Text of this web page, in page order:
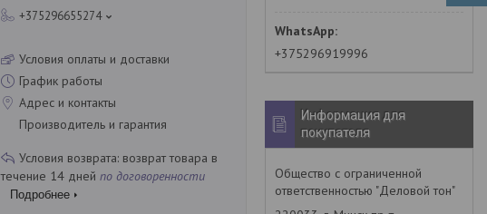
+375296655274
Условия оплаты и доставки
График работы
Адрес и контакты
Производитель и гарантия
возврат товара в
течение 14 дней по договоренности
Подробнее
+375296919996
Информация для
покупателя
Общество с ограниченной
ответственностью "Деловой тон"